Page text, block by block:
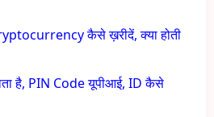
कैसे ख़रीदें, क्या होती
है, PIN Code यूपीआई, ID कैसे